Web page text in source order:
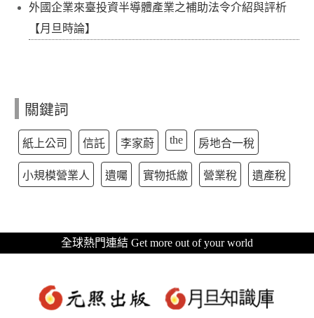
外國企業來臺投資半導體產業之補助法令介紹與評析
【月旦時論】
關鍵詞
紙上公司 信託 李家蔚 the 房地合一稅
小規模營業人 遺囑 實物抵繳 營業稅 遺產稅
全球熱門連結 Get more out of your world